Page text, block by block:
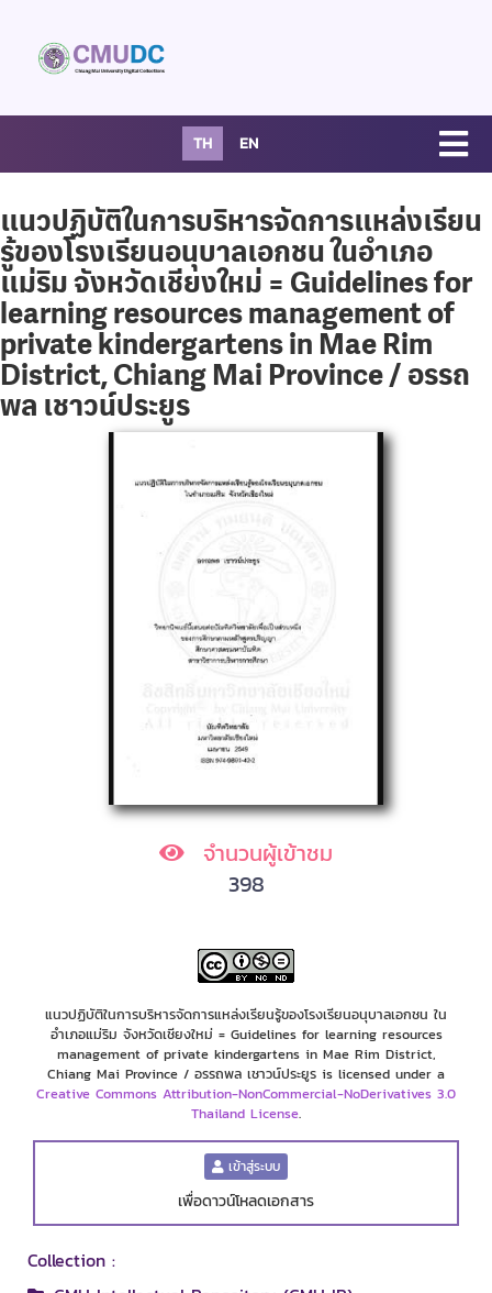
TH EN
แนวปฏิบัติในการบริหารจัดการแหล่งเรียน
รู้ของโรงเรียนอนุบาลเอกชน ในอำเภอ
แม่ริม จังหวัดเชียงใหม่ = Guidelines for
learning resources management of
private kindergartens in Mae Rim
District, Chiang Mai Province / อรรถ
พล เชาวน์ประยูร
จำนวนผู้เข้าชม
398
แนวปฏิบัติในการบริหารจัดการแหล่งเรียนรู้ของโรงเรียนอนุบาลเอกชน ใน
อำเภอแม่ริม จังหวัดเชียงใหม่ = Guidelines for learning resources
management of private kindergartens in Mae Rim District,
Chiang Mai Province / อรรถพล เชาวน์ประยูร is licensed under a
Creative Commons Attribution-NonCommercial-NoDerivatives 3.0
Thailand License.
เข้าสู่ระบบ
เพื่อดาวน์โหลดเอกสาร
Collection :